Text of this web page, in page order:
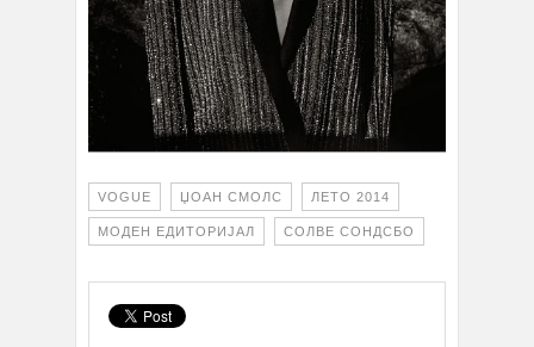
VOGUE ЏОАН СМОЛС ЛЕТО 2014
МОДЕН ЕДИТОРИЈАЛ СОЛВЕ СОНДСБО